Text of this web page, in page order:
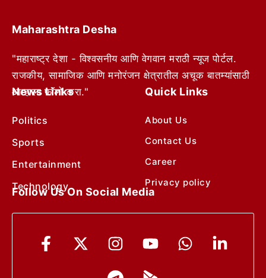
Maharashtra Desha
"महाराष्ट्र देशा - विश्वसनीय आणि वेगवान मराठी न्यूज पोर्टल.
राजकीय, सामाजिक आणि मनोरंजन क्षेत्रातील अचूक बातम्यांसाठी
आम्हाला फॉलो करा."
News Links
Politics
Sports
Entertainment
Technology
Quick Links
About Us
Contact Us
Career
Privacy policy
Follow Us On Social Media